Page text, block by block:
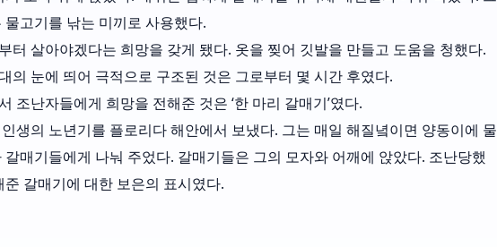
물고기를 낚는 미끼로 사용했다.
터 살아야겠다는 희망을 갖게 됐다. 옷을 찢어 깃발을 만들고 도움을 청했다.
의 눈에 띄어 극적으로 구조된 것은 그로부터 몇 시간 후였다.
조난자들에게 희망을 전해준 것은 ‘한 마리 갈매기’였다.
생의 노년기를 플로리다 해안에서 보냈다. 그는 매일 해질녘이면 양동이에 물
갈매기들에게 나눠 주었다. 갈매기들은 그의 모자와 어깨에 앉았다. 조난당했
갈매기에 대한 보은의 표시였다.